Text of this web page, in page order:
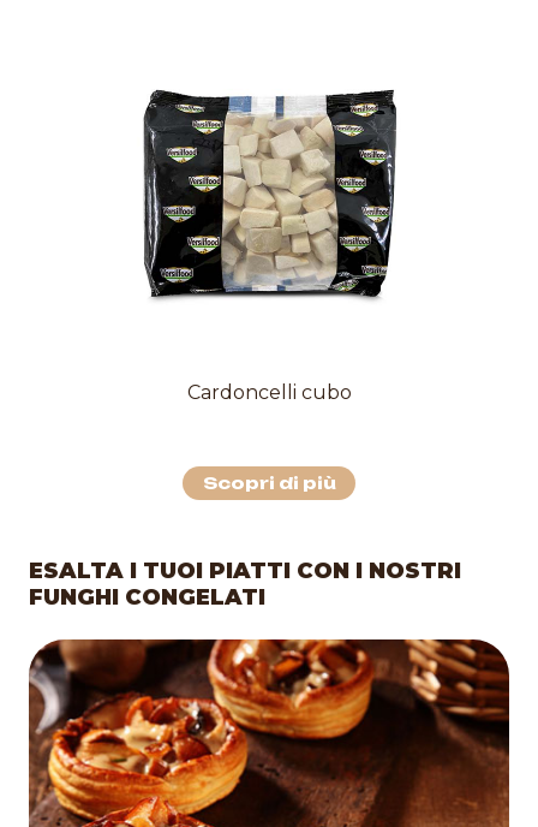
Cardoncelli cubo
Scopri di più
ESALTA I TUOI PIATTI CON I NOSTRI
FUNGHI CONGELATI